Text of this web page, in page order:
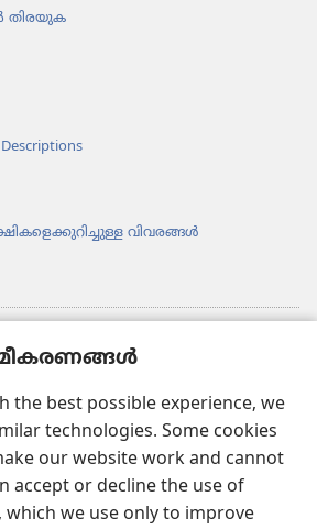
the best possible experience, we
technologies. Some cookies
our website work and cannot
accept or decline the use of
we use only to improve
വിവരങ്ങൾ
ലൈബ്രറി